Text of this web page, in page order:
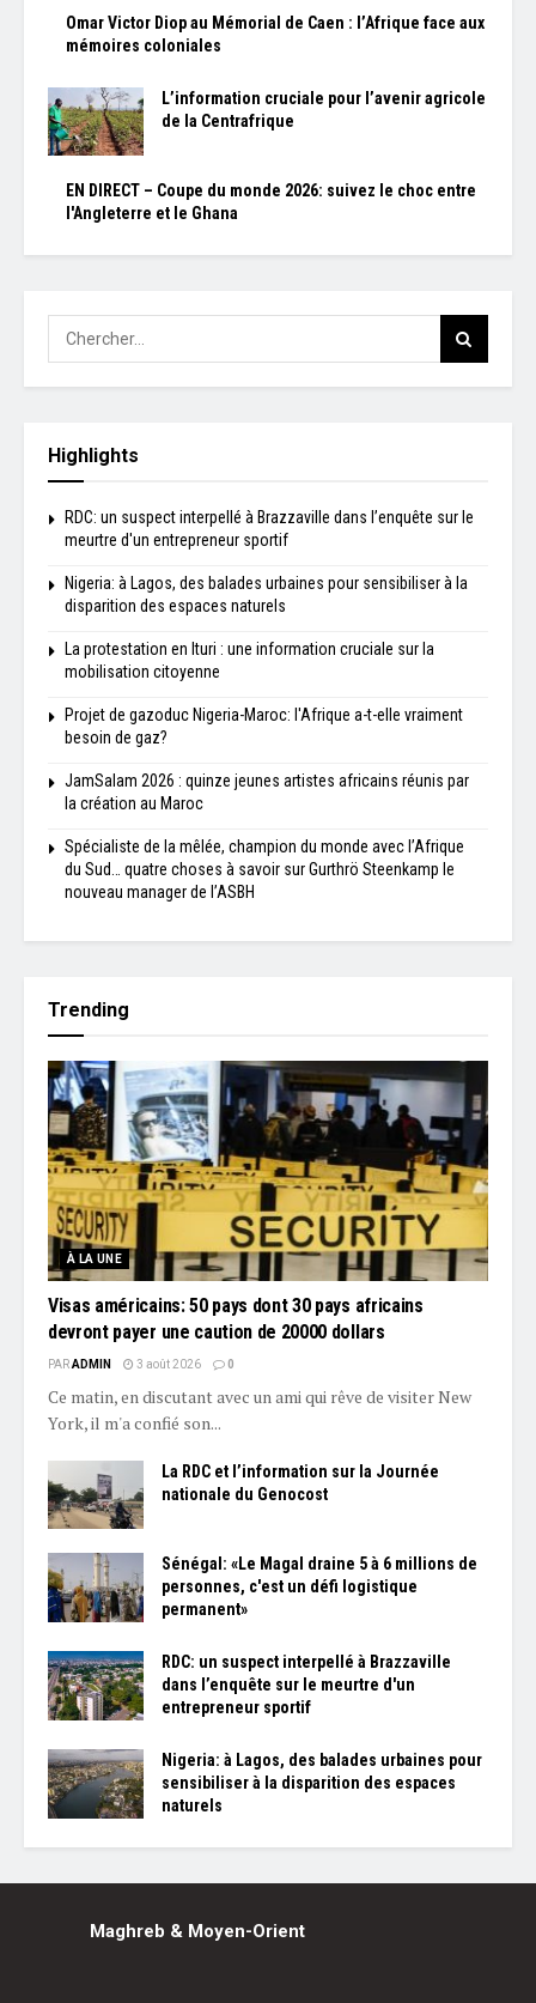
Omar Victor Diop au Mémorial de Caen : l’Afrique face aux
mémoires coloniales
L’information cruciale pour l’avenir agricole
de la Centrafrique
EN DIRECT – Coupe du monde 2026: suivez le choc entre
l'Angleterre et le Ghana
Highlights
RDC: un suspect interpellé à Brazzaville dans l’enquête sur le
meurtre d'un entrepreneur sportif
Nigeria: à Lagos, des balades urbaines pour sensibiliser à la
disparition des espaces naturels
La protestation en Ituri : une information cruciale sur la
mobilisation citoyenne
Projet de gazoduc Nigeria-Maroc: l'Afrique a-t-elle vraiment
besoin de gaz?
JamSalam 2026 : quinze jeunes artistes africains réunis par
la création au Maroc
Spécialiste de la mêlée, champion du monde avec l’Afrique
du Sud… quatre choses à savoir sur Gurthrö Steenkamp le
nouveau manager de l’ASBH
Trending
À LA UNE
Visas américains: 50 pays dont 30 pays africains
devront payer une caution de 20000 dollars
PARADMIN 3 août 2026 0
Ce matin, en discutant avec un ami qui rêve de visiter New
York, il m'a confié son...
La RDC et l’information sur la Journée
nationale du Genocost
Sénégal: «Le Magal draine 5 à 6 millions de
personnes, c'est un défi logistique
permanent»
RDC: un suspect interpellé à Brazzaville
dans l’enquête sur le meurtre d'un
entrepreneur sportif
Nigeria: à Lagos, des balades urbaines pour
sensibiliser à la disparition des espaces
naturels
Maghreb & Moyen-Orient